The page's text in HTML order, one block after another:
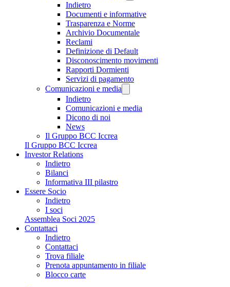
Indietro
Documenti e informative
Trasparenza e Norme
Archivio Documentale
Reclami
Definizione di Default
Disconoscimento movimenti
Rapporti Dormienti
Servizi di pagamento
Comunicazioni e media
Indietro
Comunicazioni e media
Dicono di noi
News
Il Gruppo BCC Iccrea
Il Gruppo BCC Iccrea
Investor Relations
Indietro
Bilanci
Informativa III pilastro
Essere Socio
Indietro
I soci
Assemblea Soci 2025
Contattaci
Indietro
Contattaci
Trova filiale
Prenota appuntamento in filiale
Blocco carte